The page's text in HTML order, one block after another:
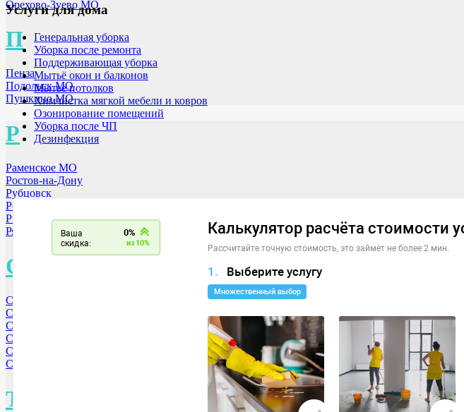
Орехово-Зуево МО
П
Пенза
Подольск МО
Пушкино МО
Р
Раменское МО
Ростов-на-Дону
Рубцовск
Ростов
Рыбинск
Рязань
С
Санкт-Петербург
Самара
Саратов
Смоленск
Сергиев-Посад МО
Серпухов МО
Т
Услуги для дома
Генеральная уборка
Уборка после ремонта
Поддерживающая уборка
Мытьё окон и балконов
Мытье потолков
Химчистка мягкой мебели и ковров
Озонирование помещений
Уборка после ЧП
Дезинфекция